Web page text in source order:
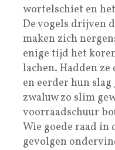
wortelschiet en
De vogels drijven
maken zich
enige tijd het
lachen. Hadden
en eerder hun
zwaluw zo slim
voorraadschuur
Wie goede raad in
gevolgen